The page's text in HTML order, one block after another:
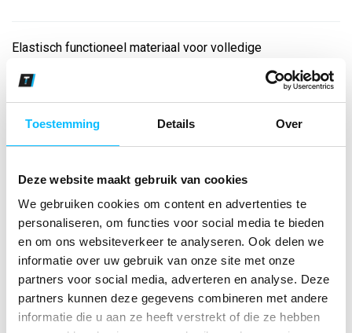
Toestemming Details Over
Deze website maakt gebruik van cookies
We gebruiken cookies om content en advertenties te
personaliseren, om functies voor social media te bieden
en om ons websiteverkeer te analyseren. Ook delen we
informatie over uw gebruik van onze site met onze
partners voor social media, adverteren en analyse. Deze
partners kunnen deze gegevens combineren met andere
informatie die u aan ze heeft verstrekt of die ze hebben
Elastisch functioneel materiaal voor volledige
tailleband met trekkoord; ERIMA Wings-print aan de zijkant...
Bekijk andere kleuren
Maat
*Gratis verzending vanaf €150,- exclusief BTW